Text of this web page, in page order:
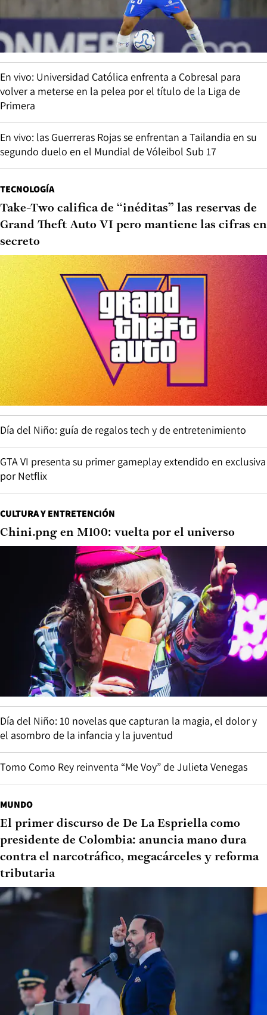
En vivo: Universidad Católica enfrenta a Cobresal para
volver a meterse en la pelea por el título de la Liga de
Primera
En vivo: las Guerreras Rojas se enfrentan a Tailandia en su
segundo duelo en el Mundial de Vóleibol Sub 17
TECNOLOGÍA
Take-Two califica de “inéditas” las reservas de
Grand Theft Auto VI pero mantiene las cifras en
secreto
Día del Niño: guía de regalos tech y de entretenimiento
GTA VI presenta su primer gameplay extendido en exclusiva
por Netflix
CULTURA Y ENTRETENCIÓN
Chini.png en M100: vuelta por el universo
Día del Niño: 10 novelas que capturan la magia, el dolor y
el asombro de la infancia y la juventud
Tomo Como Rey reinventa “Me Voy” de Julieta Venegas
MUNDO
El primer discurso de De La Espriella como
presidente de Colombia: anuncia mano dura
contra el narcotráfico, megacárceles y reforma
tributaria